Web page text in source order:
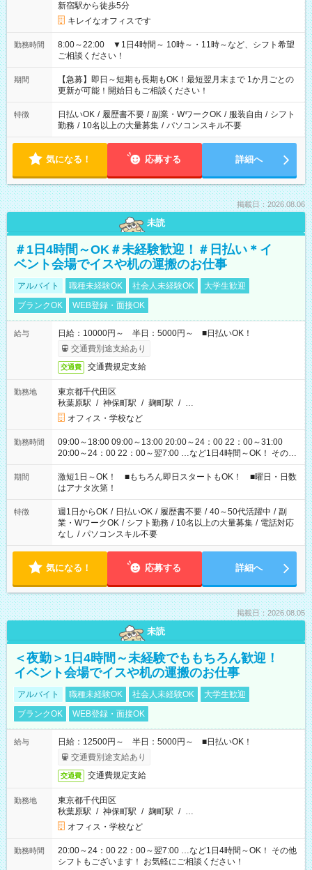
新宿駅から徒歩5分
キレイなオフィスです
勤務時間
8:00～22:00 ▼1日4時間～ 10時～・11時～など、シフト希望
ご相談ください！
期間
【急募】即日～短期も長期もOK！最短翌月末まで 1か月ごとの
更新が可能！開始日もご相談ください！
特徴 日払いOK / 履歴書不要 / 副業・WワークOK / 服装自由 / シフト
勤務 / 10名以上の大量募集 / パソコンスキル不要
気になる！ 応募する 詳細へ
掲載日：2026.08.06
未読
＃1日4時間～OK＃未経験歓迎！＃日払い＊イ
ベント会場でイスや机の運搬のお仕事
アルバイト 職種未経験OK 社会人未経験OK
大学生歓迎
ブランクOK
WEB登録・面接OK
給与
日給：10000円～ 半日：5000円～ ■日払いOK！
交通費別途支給あり
交通費 交通費規定支給
勤務地
東京都千代田区
秋葉原駅 / 神保町駅 / 麹町駅 / …
オフィス・学校など
勤務時間
09:00～18:00 09:00～13:00 20:00～24：00 22：00～31:00
20:00～24：00 22：00～翌7:00 …など1日4時間～OK！ その他
シフトもございます！ お気軽にご相談ください！
期間
激短1日～OK！ ■もちろん即日スタートもOK！ ■曜日・日数
はアナタ次第！
特徴 週1日からOK / 日払いOK / 履歴書不要 / 40～50代活躍中 / 副
業・WワークOK / シフト勤務 / 10名以上の大量募集 / 電話対応
なし / パソコンスキル不要
気になる！ 応募する 詳細へ
掲載日：2026.08.05
未読
＜夜勤＞1日4時間～未経験でももちろん歓迎！
イベント会場でイスや机の運搬のお仕事
アルバイト 職種未経験OK 社会人未経験OK
大学生歓迎
ブランクOK
WEB登録・面接OK
給与
日給：12500円～ 半日：5000円～ ■日払いOK！
交通費別途支給あり
交通費 交通費規定支給
勤務地
東京都千代田区
秋葉原駅 / 神保町駅 / 麹町駅 / …
オフィス・学校など
勤務時間
20:00～24：00 22：00～翌7:00 …など1日4時間～OK！ その他
シフトもございます！ お気軽にご相談ください！